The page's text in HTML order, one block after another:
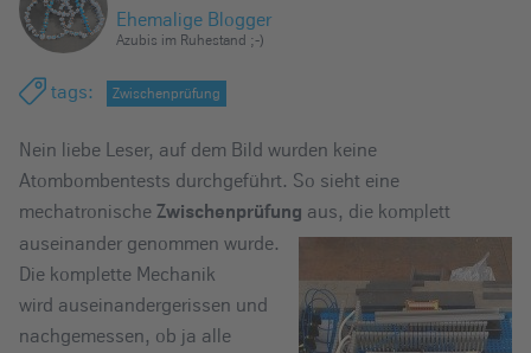
s
s
t
e
i
Ehemalige Blogger
Azubis im Ruhestand ;-)
tags: Zwischenprüfung
Nein liebe Leser, auf dem Bild wurden keine
Atombombentests durchgeführt. So sieht eine
mechatronische Zwischenprüfung aus, die komplett
auseinander genommen wurde.
Die komplette Mechanik
wird auseinandergerissen und
nachgemessen, ob ja alle